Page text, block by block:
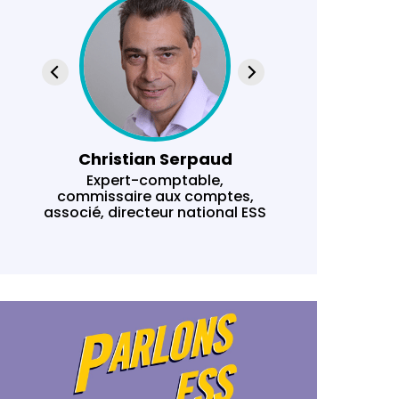
Christian Serpaud
Expert-comptable,
commissaire aux comptes,
associé, directeur national ESS